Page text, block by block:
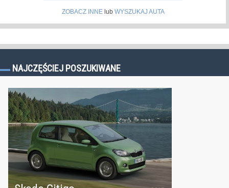
ZOBACZ INNElub WYSZUKAJ AUTA
NAJCZĘŚCIEJ POSZUKIWANE